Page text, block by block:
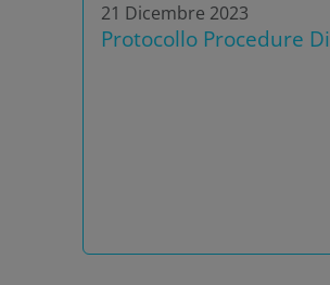
21 Dicembre 2023
Protocollo Procedure